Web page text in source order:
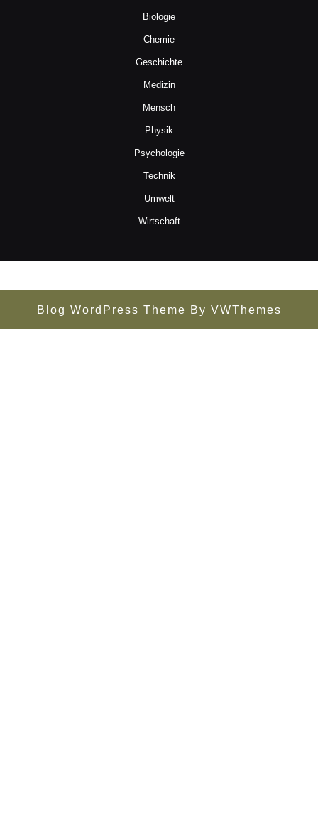
Biologie
Chemie
Geschichte
Medizin
Mensch
Physik
Psychologie
Technik
Umwelt
Wirtschaft
Blog WordPress Theme By VWThemes